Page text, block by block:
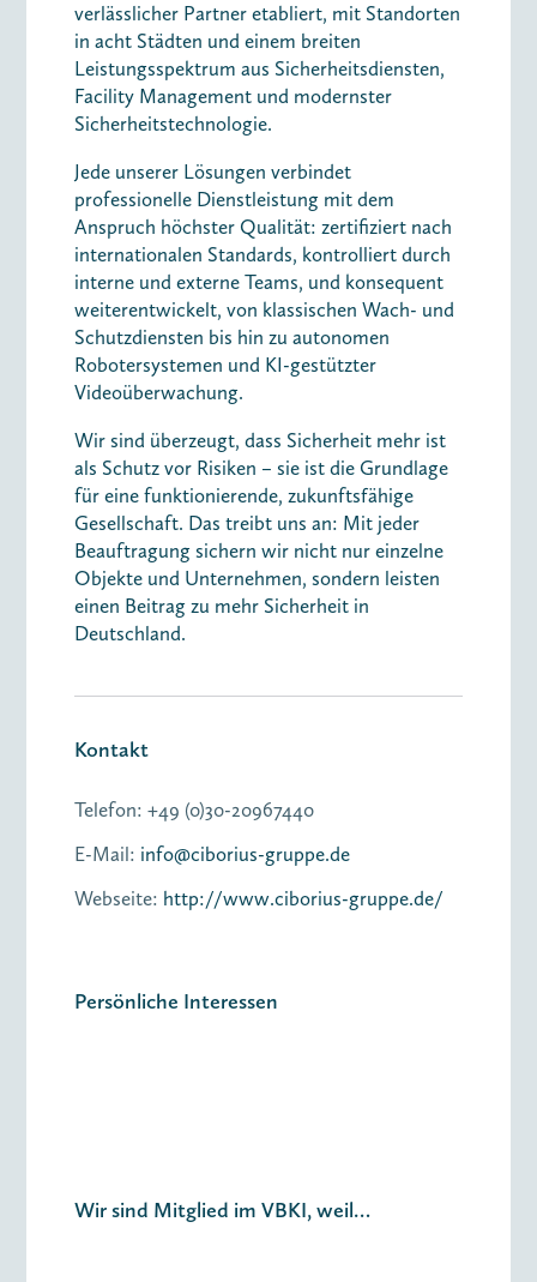
verlässlicher Partner etabliert, mit Standorten
in acht Städten und einem breiten
Leistungsspektrum aus Sicherheitsdiensten,
Facility Management und modernster
Sicherheitstechnologie.
Jede unserer Lösungen verbindet
professionelle Dienstleistung mit dem
Anspruch höchster Qualität: zertifiziert nach
internationalen Standards, kontrolliert durch
interne und externe Teams, und konsequent
weiterentwickelt, von klassischen Wach- und
Schutzdiensten bis hin zu autonomen
Robotersystemen und KI-gestützter
Videoüberwachung.
Wir sind überzeugt, dass Sicherheit mehr ist
als Schutz vor Risiken – sie ist die Grundlage
für eine funktionierende, zukunftsfähige
Gesellschaft. Das treibt uns an: Mit jeder
Beauftragung sichern wir nicht nur einzelne
Objekte und Unternehmen, sondern leisten
einen Beitrag zu mehr Sicherheit in
Deutschland.
Kontakt
Telefon:+49 (0)30-20967440
E-Mail: info@ciborius-gruppe.de
Webseite: http://www.ciborius-gruppe.de/
Persönliche Interessen
Wir sind Mitglied im VBKI, weil…